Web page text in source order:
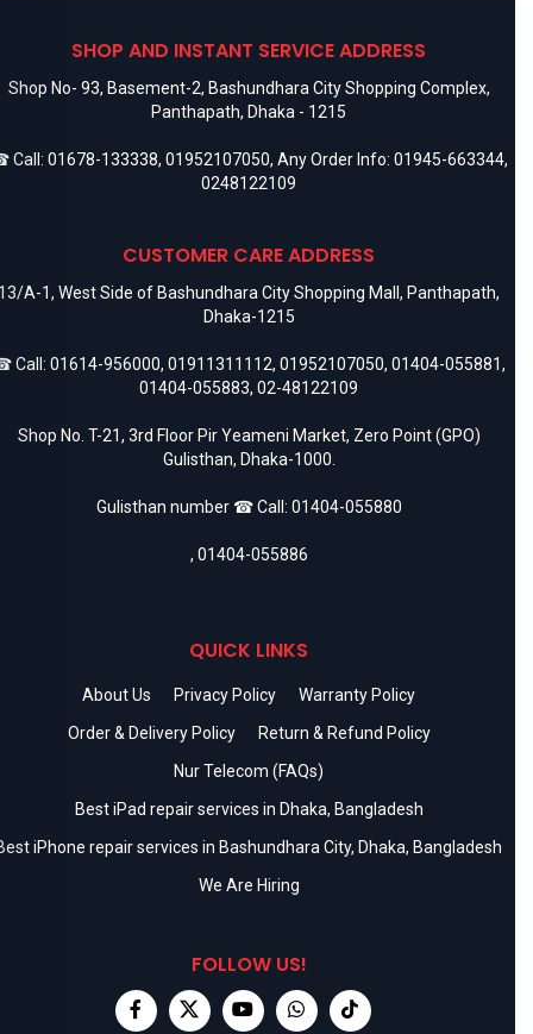
SHOP AND INSTANT SERVICE ADDRESS
Shop No- 93, Basement-2, Bashundhara City Shopping Complex,
Panthapath, Dhaka - 1215
Call: 01678-133338, 01952107050, Any Order Info: 01945-663344,
0248122109
CUSTOMER CARE ADDRESS
A-1, West Side of Bashundhara City Shopping Mall, Panthapath,
Dhaka-1215
Call: 01614-956000, 01911311112, 01952107050, 01404-055881,
01404-055883, 02-48122109
Shop No. T-21, 3rd Floor Pir Yeameni Market, Zero Point (GPO)
Gulisthan, Dhaka-1000.
Gulisthan number ☎ Call: 01404-055880
, 01404-055886
QUICK LINKS
About Us Privacy Policy
Warranty Policy
Order & Delivery Policy
Return & Refund Policy
Nur Telecom (FAQs)
Best iPad repair services in Dhaka, Bangladesh
iPhone repair services in Bashundhara City, Dhaka, Bangladesh
We Are Hiring
FOLLOW US!